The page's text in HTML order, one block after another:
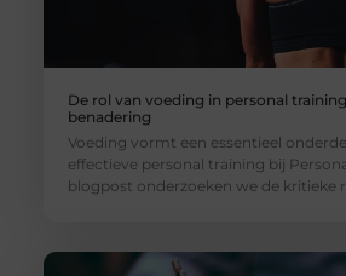
De rol van voeding in personal
benadering
Voeding vormt een essentieel
effectieve personal training bij
blogpost onderzoeken we de kritieke